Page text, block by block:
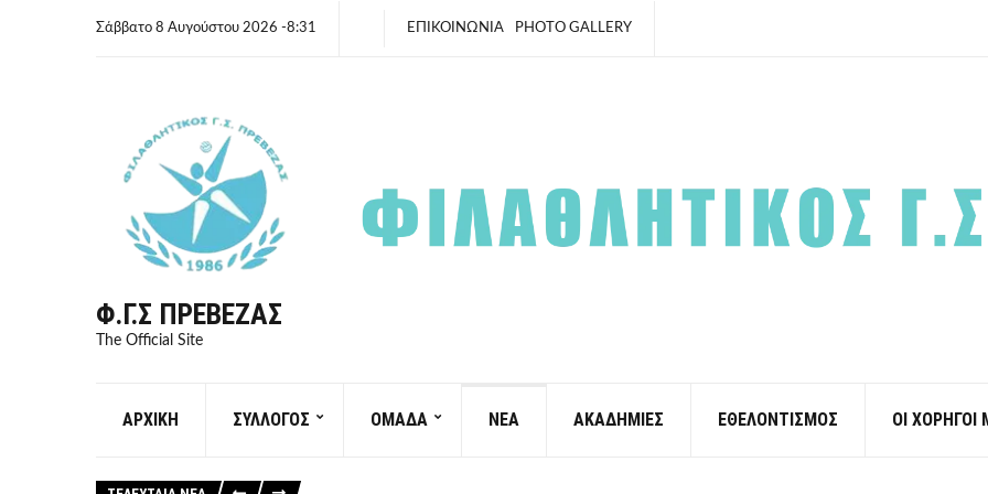
Σάββατο 8 Αυγούστου 2026 -8:31 ΕΠΙΚΟΙΝΩΝΙΑ PHOTO GALLERY
Φ.Γ.Σ ΠΡΈΒΕΖΑΣ
The Official Site
ΑΡΧΙΚΗ ΣΥΛΛΟΓΟΣ ΟΜΑΔΑ ΝΕΑ ΑΚΑΔΗΜΙΕΣ ΕΘΕΛΟΝΤΙΣΜΟΣ ΟΙ ΧΟΡΗΓΟΙ